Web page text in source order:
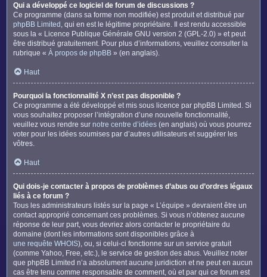
Qui a développé ce logiciel de forum de discussions ?
Ce programme (dans sa forme non modifiée) est produit et distribué par
phpBB Limited , qui en est le légitime propriétaire. Il est rendu accessible
sous la « Licence Publique Générale GNU version 2 (GPL-2.0) » et peut
être distribué gratuitement. Pour plus d’informations, veuillez consulter la
rubrique « À propos de phpBB » (en anglais).
Haut
Pourquoi la fonctionnalité X n’est pas disponible ?
Ce programme a été développé et mis sous licence par phpBB Limited. Si
vous souhaitez proposer l’intégration d’une nouvelle fonctionnalité,
veuillez vous rendre sur notre centre d’idées (en anglais) où vous pourrez
voter pour les idées soumises par d’autres utilisateurs et suggérer les
vôtres.
Haut
Qui dois-je contacter à propos de problèmes d’abus ou d’ordres légaux
liés à ce forum ?
Tous les administrateurs listés sur la page « L’équipe » devraient être un
contact approprié concernant ces problèmes. Si vous n’obtenez aucune
réponse de leur part, vous devriez alors contacter le propriétaire du
domaine (dont les informations sont disponibles grâce à
une requête WHOIS), ou, si celui-ci fonctionne sur un service gratuit
(comme Yahoo, Free, etc.), le service de gestion des abus. Veuillez noter
que phpBB Limited n’a absolument aucune juridiction et ne peut en aucun
cas être tenu comme responsable de comment, où et par qui ce forum est